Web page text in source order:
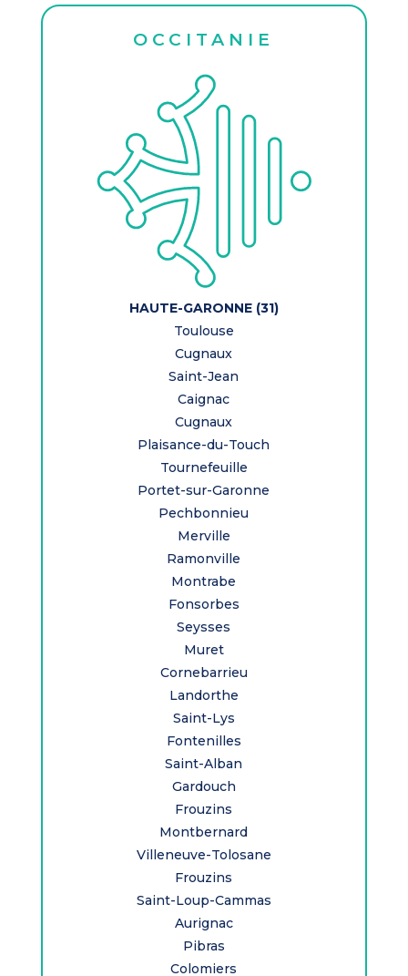
OCCITANIE
HAUTE-GARONNE (31)
Toulouse
Cugnaux
Saint-Jean
Caignac
Cugnaux
Plaisance-du-Touch
Tournefeuille
Portet-sur-Garonne
Pechbonnieu
Merville
Ramonville
Montrabe
Fonsorbes
Seysses
Muret
Cornebarrieu
Landorthe
Saint-Lys
Fontenilles
Saint-Alban
Gardouch
Frouzins
Montbernard
Villeneuve-Tolosane
Frouzins
Saint-Loup-Cammas
Aurignac
Pibras
Colomiers